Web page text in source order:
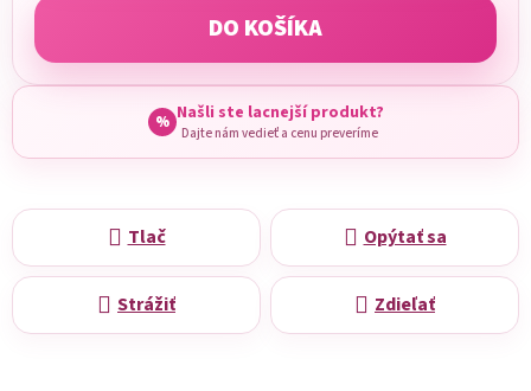
DO KOŠÍKA
% Našli ste lacnejší produkt?
Dajte nám vedieť a cenu preveríme
Tlač Opýtať sa
Strážiť Zdieľať